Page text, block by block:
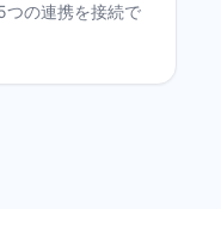
つの連携を接続で